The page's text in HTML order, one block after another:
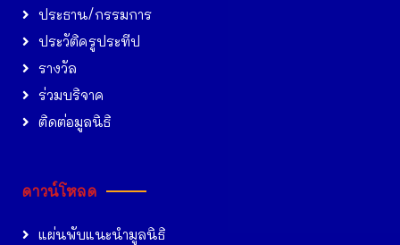
ประธาน/กรรมการ
ประวัติครูประทีป
รางวัล
ร่วมบริจาค
ติดต่อมูลนิธิ
ดาวน์โหลด
แผ่นพับแนะนำมูลนิธิ